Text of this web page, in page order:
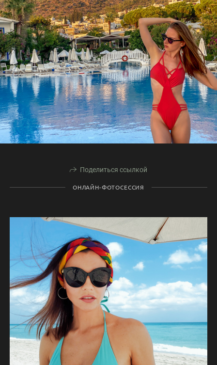
Поделиться ссылкой
ОНЛАЙН-ФОТОСЕССИЯ